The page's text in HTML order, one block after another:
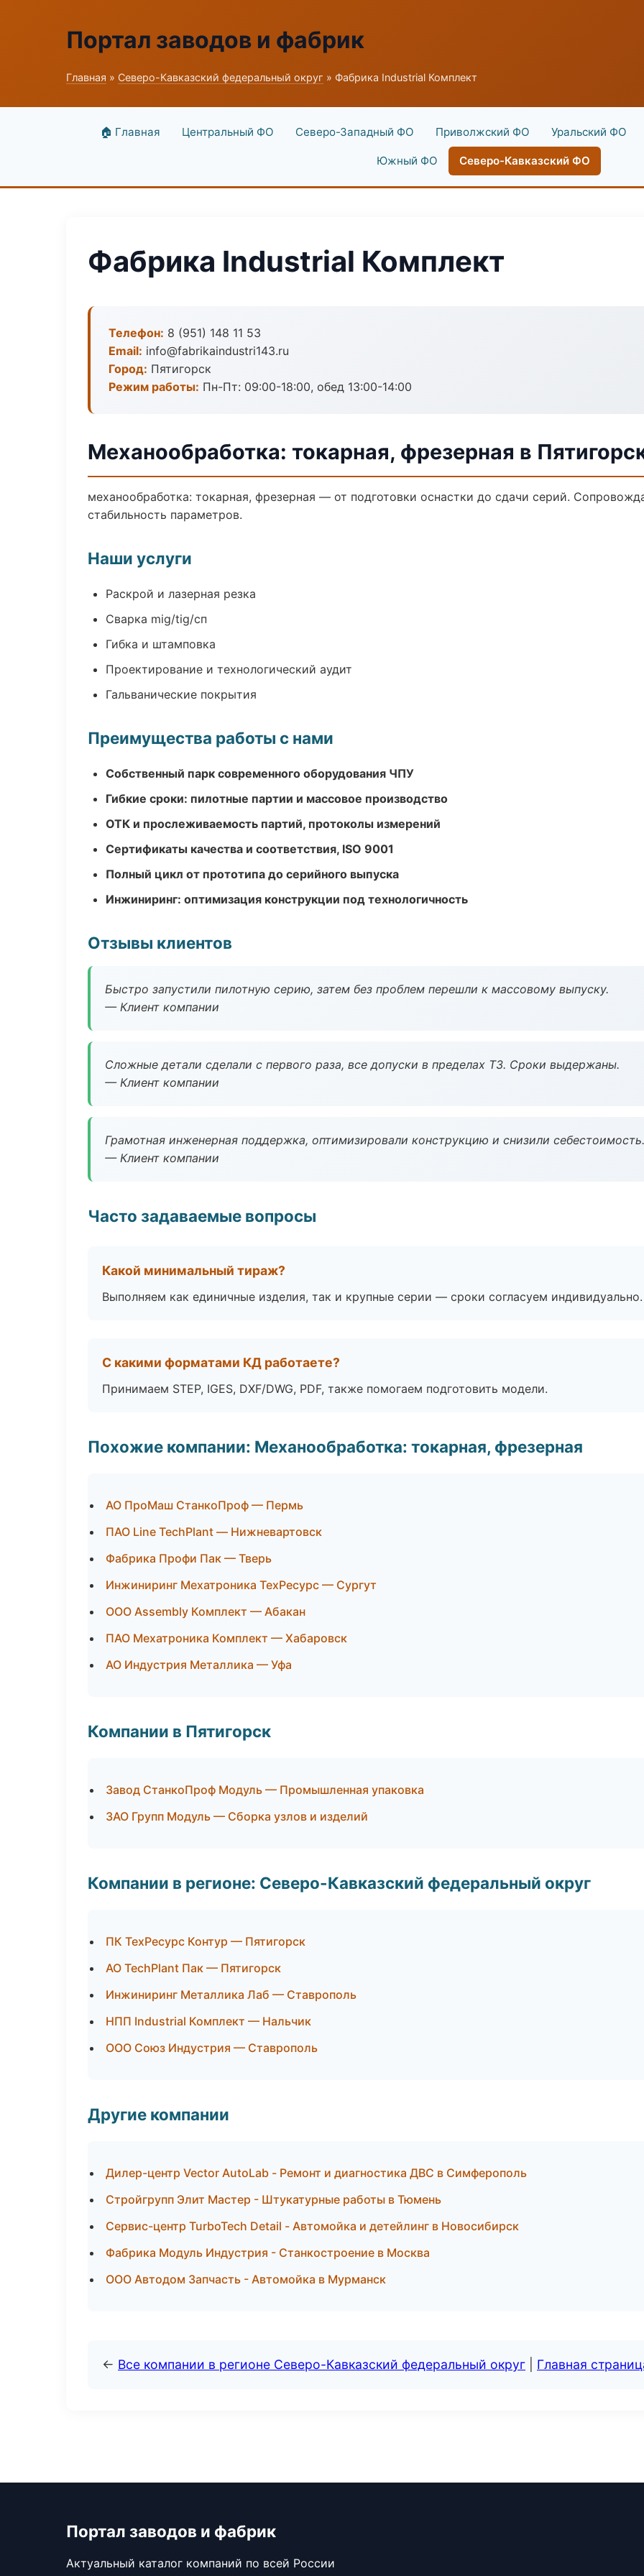
Портал заводов и фабрик
Главная » Северо-Кавказский федеральный округ » Фабрика Industrial Комплект
🏠 Главная Центральный ФО Северо-Западный ФО Приволжский ФО Уральский ФО
Южный ФО Северо-Кавказский ФО
Фабрика Industrial Комплект
Телефон: 8 (951) 148 11 53
Email: info@fabrikaindustri143.ru
Город: Пятигорск
Режим работы: Пн-Пт: 09:00-18:00, обед 13:00-14:00
Механообработка: токарная, фрезерная в
механообработка: токарная, фрезерная — от подготовки оснастки до сдачи серий.
стабильность параметров.
Наши услуги
Раскрой и лазерная резка
Сварка mig/tig/сп
Гибка и штамповка
Проектирование и технологический аудит
Гальванические покрытия
Преимущества работы с нами
Собственный парк современного оборудования ЧПУ
Гибкие сроки: пилотные партии и массовое производство
ОТК и прослеживаемость партий, протоколы измерений
Сертификаты качества и соответствия, ISO 9001
Полный цикл от прототипа до серийного выпуска
Инжиниринг: оптимизация конструкции под технологичность
Отзывы клиентов
Быстро запустили пилотную серию, затем без проблем перешли к массовому выпуску.
— Клиент компании
Сложные детали сделали с первого раза, все допуски в пределах ТЗ. Сроки выдержаны.
— Клиент компании
Грамотная инженерная поддержка, оптимизировали конструкцию и снизили себестоимость.
— Клиент компании
Часто задаваемые вопросы
Какой минимальный тираж?
Выполняем как единичные изделия, так и крупные серии — сроки согласуем индивидуально.
С какими форматами КД работаете?
Принимаем STEP, IGES, DXF/DWG, PDF, также помогаем подготовить модели.
Похожие компании: Механообработка: токарная, фрезерная
АО ПроМаш СтанкоПроф — Пермь
ПАО Line TechPlant — Нижневартовск
Фабрика Профи Пак — Тверь
Инжиниринг Мехатроника ТехРесурс — Сургут
ООО Assembly Комплект — Абакан
ПАО Мехатроника Комплект — Хабаровск
АО Индустрия Металлика — Уфа
Компании в Пятигорск
Завод СтанкоПроф Модуль — Промышленная упаковка
ЗАО Групп Модуль — Сборка узлов и изделий
Компании в регионе: Северо-Кавказский федеральный округ
ПК ТехРесурс Контур — Пятигорск
АО TechPlant Пак — Пятигорск
Инжиниринг Металлика Лаб — Ставрополь
НПП Industrial Комплект — Нальчик
ООО Союз Индустрия — Ставрополь
Другие компании
Дилер-центр Vector AutoLab - Ремонт и диагностика ДВС в Симферополь
Стройгрупп Элит Мастер - Штукатурные работы в Тюмень
Сервис-центр TurboTech Detail - Автомойка и детейлинг в Новосибирск
Фабрика Модуль Индустрия - Станкостроение в Москва
ООО Автодом Запчасть - Автомойка в Мурманск
← Все компании в регионе Северо-Кавказский федеральный округ Главная
Портал заводов и фабрик
Актуальный каталог компаний по всей России